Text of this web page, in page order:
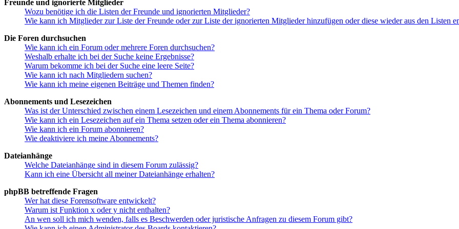
Freunde und ignorierte Mitglieder
Wozu benötige ich die Listen der Freunde und ignorierten Mitglieder?
Wie kann ich Mitglieder zur Liste der Freunde oder zur Liste der ignorierten Mitglieder hinzufügen oder diese wieder aus den Listen
Die Foren durchsuchen
Wie kann ich ein Forum oder mehrere Foren durchsuchen?
Weshalb erhalte ich bei der Suche keine Ergebnisse?
Warum bekomme ich bei der Suche eine leere Seite?
Wie kann ich nach Mitgliedern suchen?
Wie kann ich meine eigenen Beiträge und Themen finden?
Abonnements und Lesezeichen
Was ist der Unterschied zwischen einem Lesezeichen und einem Abonnements für ein Thema oder Forum?
Wie kann ich ein Lesezeichen auf ein Thema setzen oder ein Thema abonnieren?
Wie kann ich ein Forum abonnieren?
Wie deaktiviere ich meine Abonnements?
Dateianhänge
Welche Dateianhänge sind in diesem Forum zulässig?
Kann ich eine Übersicht all meiner Dateianhänge erhalten?
phpBB betreffende Fragen
Wer hat diese Forensoftware entwickelt?
Warum ist Funktion x oder y nicht enthalten?
An wen soll ich mich wenden, falls es Beschwerden oder juristische Anfragen zu diesem Forum gibt?